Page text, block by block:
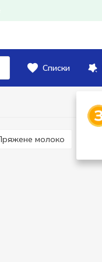
Списки
Пряжене молоко